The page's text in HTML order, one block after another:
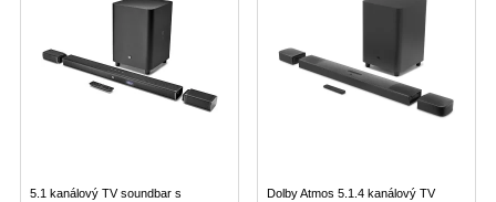
5.1 kanálový TV soundbar s
Dolby Atmos 5.1.4 kanálový TV